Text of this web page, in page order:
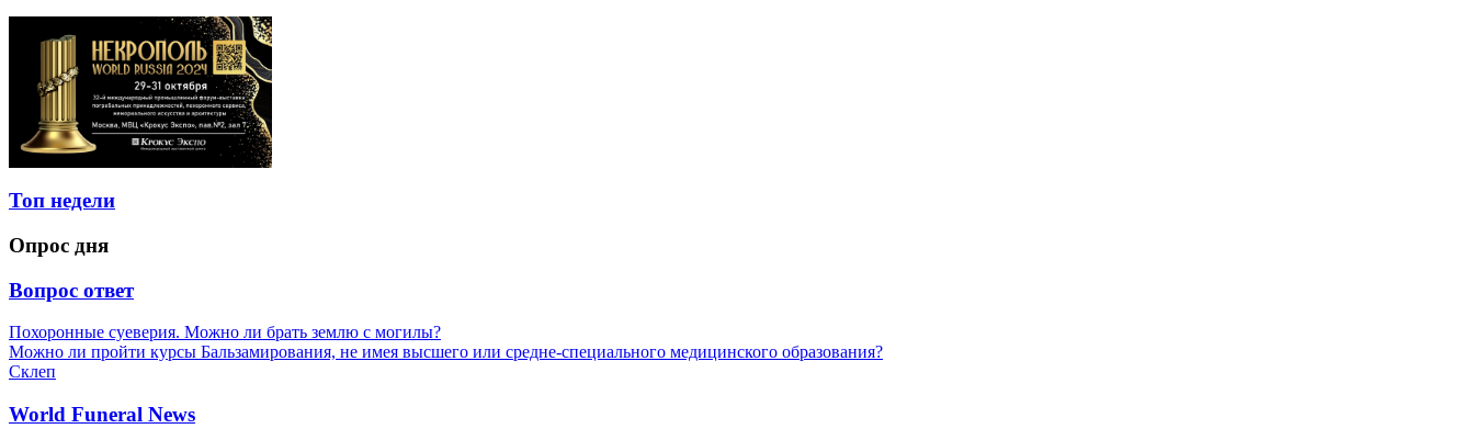
Топ недели
Опрос дня
Вопрос ответ
Похоронные суеверия. Можно ли брать землю с могилы?
Можно ли пройти курсы Бальзамирования, не имея высшего или средне-специального медицинского образования?
Склеп
World Funeral News